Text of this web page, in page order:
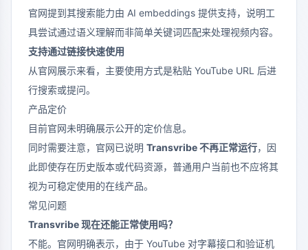
官网提到其搜索能力由 AI embeddings 提供支持，说明工
具尝试通过语义理解而非简单关键词匹配来处理视频内容。
支持通过链接快速使用
从官网展示来看，主要使用方式是粘贴 YouTube URL 后进
行搜索或提问。
产品定价
目前官网未明确展示公开的定价信息。
同时需要注意，官网已说明 Transvribe 不再正常运行，因
此即使存在历史版本或代码资源，普通用户当前也不应将其
视为可稳定使用的在线产品。
常见问题
Transvribe 现在还能正常使用吗？
不能。官网明确表示，由于 YouTube 对字幕接口和验证机